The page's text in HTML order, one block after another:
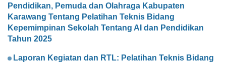
Pendidikan, Pemuda dan Olahraga Kabupaten
Karawang Tentang Pelatihan Teknis Bidang
Kepemimpinan Sekolah Tentang AI dan Pendidikan
Tahun 2025
Laporan Kegiatan dan RTL: Pelatihan Teknis Bidang